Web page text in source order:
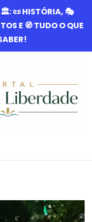
🏛️: 📜 HISTÓRIA, 🎭
E 🧭 TUDO O QUE